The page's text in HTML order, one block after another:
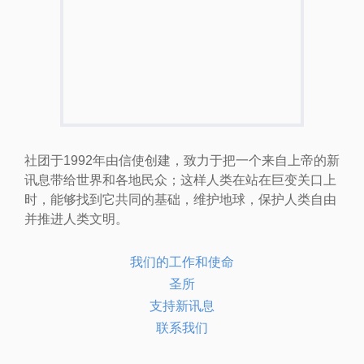
社团于1992年由信使创建，致力于把一个来自上帝的新
讯息带给世界和各地民众；这样人类在站在巨变关口上
时，能够找到它共同的基础，维护地球，保护人类自由
并推进人类文明。
我们的工作和使命
圣所
支持新讯息
联系我们